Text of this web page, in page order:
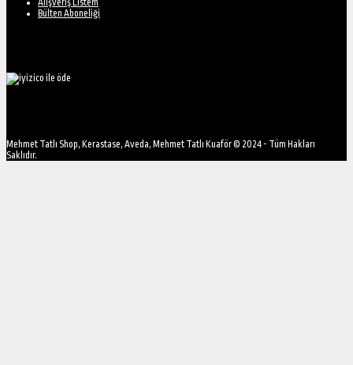
Bülten Aboneliği
Mehmet Tatlı Shop, Kerastase, Aveda, Mehmet Tatlı Kuaför © 2024 - Tüm Hakları
Saklıdır.